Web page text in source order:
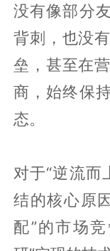
没有像部分
背刺，也没
垒，甚至在
商，始终保
态。
对于“逆流而
结的核心原
配”的市场